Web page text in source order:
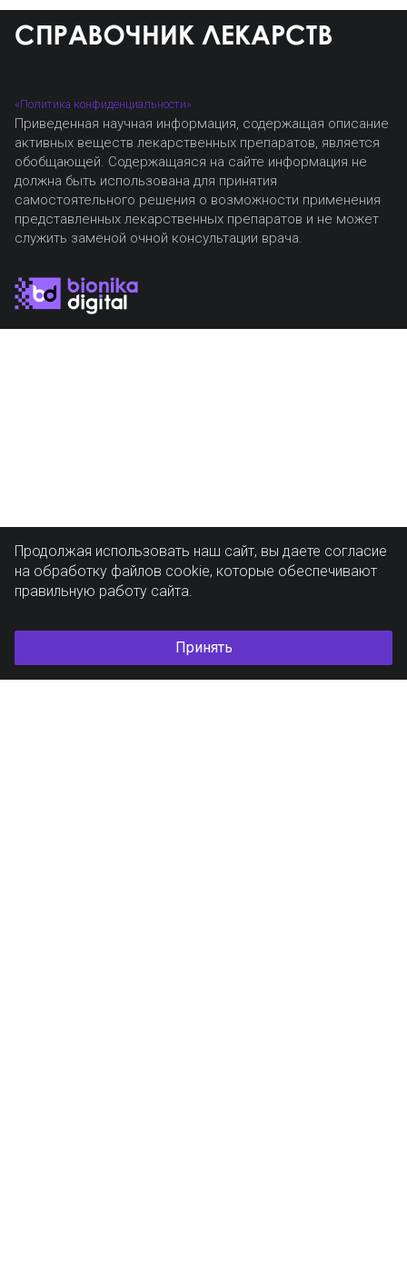
«Политика конфиденциальности»
Приведенная научная информация, содержащая описание
активных веществ лекарственных препаратов, является
обобщающей. Содержащаяся на сайте информация не
должна быть использована для принятия
самостоятельного решения о возможности применения
представленных лекарственных препаратов и не может
служить заменой очной консультации врача.
Продолжая использовать наш сайт, вы даете согласие
на обработку файлов cookie, которые обеспечивают
правильную работу сайта.
Принять